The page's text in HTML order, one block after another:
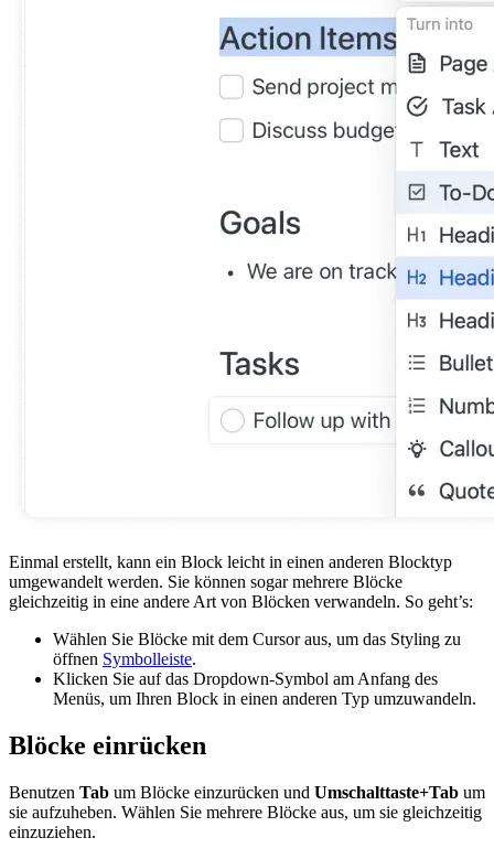
Einmal erstellt, kann ein Block leicht in einen anderen Blocktyp
umgewandelt werden. Sie können sogar mehrere Blöcke
gleichzeitig in eine andere Art von Blöcken verwandeln. So geht’s:
Wählen Sie Blöcke mit dem Cursor aus, um das Styling zu
öffnen Symbolleiste.
Klicken Sie auf das Dropdown-Symbol am Anfang des
Menüs, um Ihren Block in einen anderen Typ umzuwandeln.
Blöcke einrücken
Benutzen Tab um Blöcke einzurücken und Umschalttaste+Tab um
sie aufzuheben. Wählen Sie mehrere Blöcke aus, um sie gleichzeitig
einzuziehen.